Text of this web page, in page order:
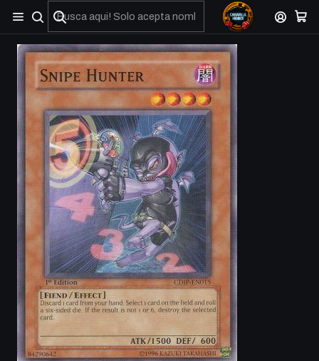
No olviden reportar sus depositos y transferencias por Whatsapp